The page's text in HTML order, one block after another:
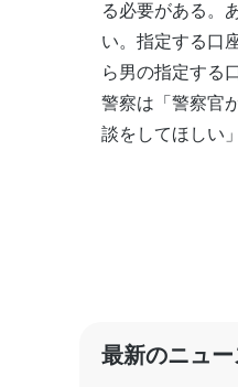
る必要がある。
い。指定する口
ら男の指定する
警察は「警察官
談をしてほしい
最新のニュー